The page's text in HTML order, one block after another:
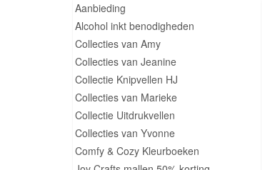
Aanbieding
Alcohol inkt benodigheden
Collecties van Amy
Collecties van Jeanine
Collectie Knipvellen HJ
Collecties van Marieke
Collectie Uitdrukvellen
Collecties van Yvonne
Comfy & Cozy Kleurboeken